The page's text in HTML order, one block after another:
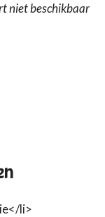
niet beschikbaar
li>